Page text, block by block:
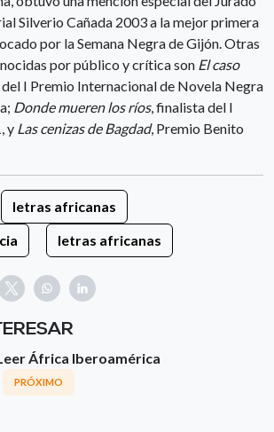
Silverio Cañada 2003 a la mejor primera
por la Semana Negra de Gijón. Otras
por público y crítica son El caso
del I Premio Internacional de Novela Negra
Donde mueren los ríos, finalista del I
y Las cenizas de Bagdad, Premio Benito
letras africanas
letras africanas
África Iberoamérica
PRÓXIMO